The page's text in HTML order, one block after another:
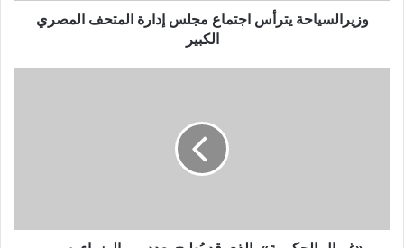
وزيرالسياحة يترأس اجتماع مجلس إدارة المتحف المصري
الكبير